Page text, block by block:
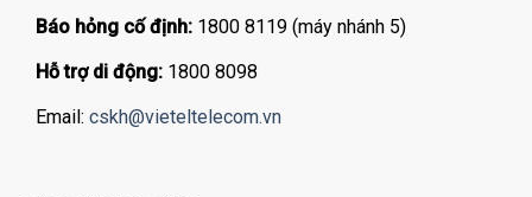
Báo hỏng cố định: 1800 8119 (máy nhánh 5)
Hỗ trợ di động: 1800 8098
Email: cskh@vieteltelecom.vn